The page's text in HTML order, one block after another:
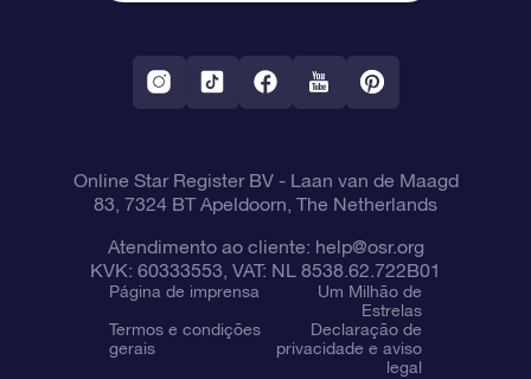
Aplicativo RV Fly me to the stars
Constelações
Online Star Register BV- Laan van de Maagd
83, 7324 BT Apeldoorn, The Netherlands
Atendimento ao cliente: help@osr.org
KVK: 60333553, VAT: NL 8538.62.722B01
Página de imprensa
Um Milhão de
Estrelas
Termos e condições
gerais
Declaração de
privacidade e aviso
legal